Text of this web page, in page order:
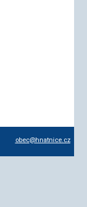
obec@hnatnice.cz